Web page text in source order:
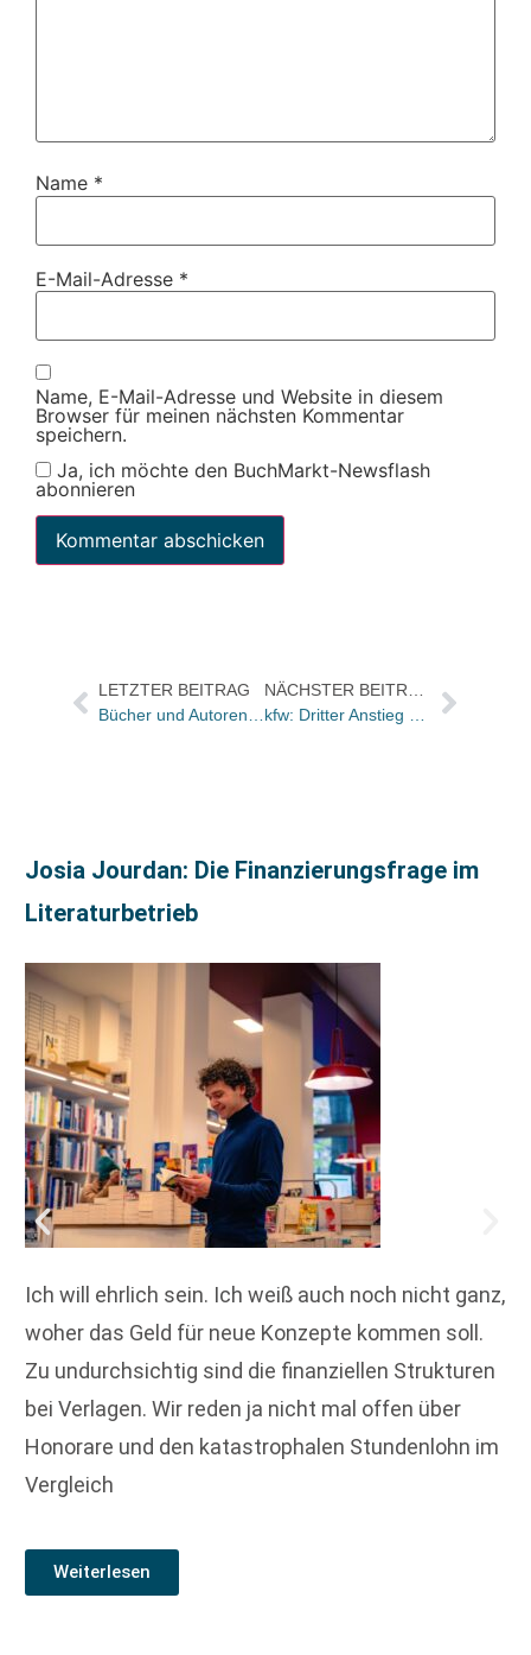
Name *
E-Mail-Adresse *
Name, E-Mail-Adresse und Website in diesem
Browser für meinen nächsten Kommentar
speichern.
Ja, ich möchte den BuchMarkt-Newsflash
abonnieren
LETZTER BEITRAG
Josia Jourdan: Die Finanzierungsfrage im
Literaturbetrieb
Ich will ehrlich sein. Ich weiß auch noch nicht ganz,
woher das Geld für neue Konzepte kommen soll.
Zu undurchsichtig sind die finanziellen Strukturen
bei Verlagen. Wir reden ja nicht mal offen über
Honorare und den katastrophalen Stundenlohn im
Vergleich
Weiterlesen